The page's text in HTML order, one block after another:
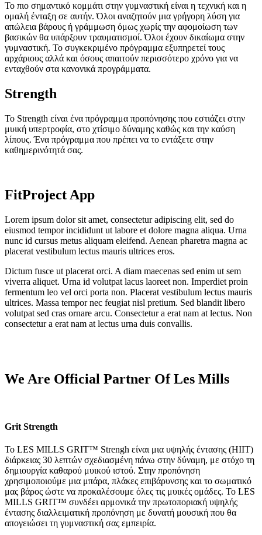
Το πιο σημαντικό κομμάτι στην γυμναστική είναι η τεχνική και η
ομαλή ένταξη σε αυτήν. Όλοι αναζητούν μια γρήγορη λύση για
απώλεια βάρους ή γράμμωση όμως χωρίς την αφομοίωση των
βασικών θα υπάρξουν τραυματισμοί. Όλοι έχουν δικαίωμα στην
γυμναστική. Το συγκεκριμένο πρόγραμμα εξυπηρετεί τους
αρχάριους αλλά και όσους απαιτούν περισσότερο χρόνο για να
ενταχθούν στα κανονικά προγράμματα.
Strength
Το Strength είναι ένα πρόγραμμα προπόνησης που εστιάζει στην
μυική υπερτροφία, στο χτίσιμο δύναμης καθώς και την καύση
λίπους. Ένα πρόγραμμα που πρέπει να το εντάξετε στην
καθημερινότητά σας.
FitProject App
Lorem ipsum dolor sit amet, consectetur adipiscing elit, sed do
eiusmod tempor incididunt ut labore et dolore magna aliqua. Urna
nunc id cursus metus aliquam eleifend. Aenean pharetra magna ac
placerat vestibulum lectus mauris ultrices eros.
Dictum fusce ut placerat orci. A diam maecenas sed enim ut sem
viverra aliquet. Urna id volutpat lacus laoreet non. Imperdiet proin
fermentum leo vel orci porta non. Placerat vestibulum lectus mauris
ultrices. Massa tempor nec feugiat nisl pretium. Sed blandit libero
volutpat sed cras ornare arcu. Consectetur a erat nam at lectus. Non
consectetur a erat nam at lectus urna duis convallis.
We Are Official Partner Of Les Mills
Grit Strength
Το LES MILLS GRIT™ Strengh είναι μια υψηλής έντασης (HIIT)
διάρκειας 30 λεπτών σχεδιασμένη πάνω στην δύναμη, με στόχο τη
δημιουργία καθαρού μυικού ιστού. Στην προπόνηση
χρησιμοποιούμε μια μπάρα, πλάκες επιβάρυνσης και το σωματικό
μας βάρος ώστε να προκαλέσουμε όλες τις μυικές ομάδες. Το LES
MILLS GRIT™ συνδέει αρμονικά την πρωτοποριακή υψηλής
έντασης διαλλειματική προπόνηση με δυνατή μουσική που θα
απογειώσει τη γυμναστική σας εμπειρία.